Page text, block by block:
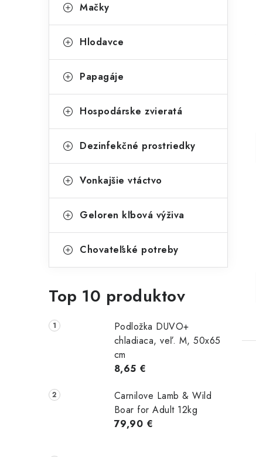
Mačky
Hlodavce
Papagáje
Hospodárske zvieratá
Dezinfekčné prostriedky
Vonkajšie vtáctvo
Geloren kľbová výživa
Chovateľské potreby
Top 10 produktov
Podložka DUVO+
chladiaca, veľ. M, 50x65
cm
8,65 €
Carnilove Lamb & Wild
Boar for Adult 12kg
79,90 €